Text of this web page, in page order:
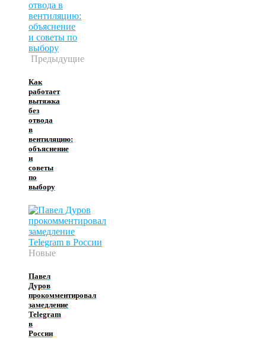
Предыдущие
Как
работает
вытяжка
без
отвода
в
вентиляцию:
объяснение
и
советы
по
выбору
Новые
Павел
Дуров
прокомментировал
замедление
Telegram
в
России